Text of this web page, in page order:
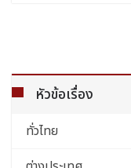
หัวข้อเรื่อง
ทั่วไทย